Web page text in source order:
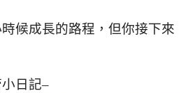
候成長的路程，但你接下來
日記–